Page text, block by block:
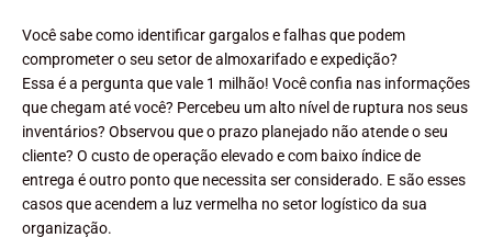
Você sabe como identificar gargalos e falhas que podem
comprometer o seu setor de almoxarifado e expedição?
Essa é a pergunta que vale 1 milhão! Você confia nas informações
que chegam até você? Percebeu um alto nível de ruptura nos seus
inventários? Observou que o prazo planejado não atende o seu
cliente? O custo de operação elevado e com baixo índice de
entrega é outro ponto que necessita ser considerado. E são esses
casos que acendem a luz vermelha no setor logístico da sua
organização.